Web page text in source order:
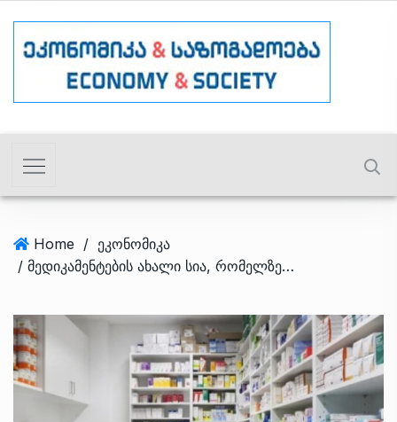
Home / ეკონომიკა
/ მედიკამენტების ახალი სია, რომელზეც ფასის ზედა ზღვარი დაწესდა